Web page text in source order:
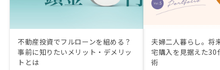
不動産投資でフルローンを組める？
事前に知りたいメリット・デメリッ
トとは
夫婦二人暮らし。将
宅購入を見据えた30
術